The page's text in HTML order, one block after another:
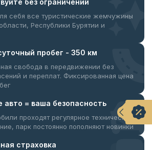
без ограничений
себя все туристические жемчужины
Республики Бурятии и
пробег - 350 км
свобода в передвижении без
и переплат. Фиксированная цена
авто = ваша безопасность
проходят регулярное техническое
парк постоянно пополняют новинки
страховка